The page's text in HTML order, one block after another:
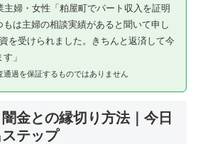
婦・女性「粕屋町でパート収入を証明
は主婦の相談実績があると聞いて申し
を受けられました。きちんと返済して今
」
過を保証するものではありません
金との縁切り方法｜今日
テップ